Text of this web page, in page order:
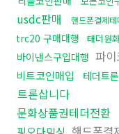
usdc판매 핸드폰결제
trc20 구매대행 태더원
바이낸스구입대행 파
비트코인매입 테더트
트론삽니다
문화상품권테더전환